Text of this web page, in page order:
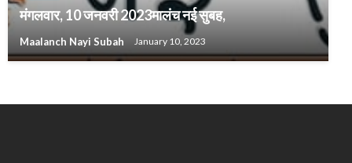
मंगलवार, 10 जनवरी 2023मालंच नई सुबह,
Maalanch Nayi Subah January 10, 2023